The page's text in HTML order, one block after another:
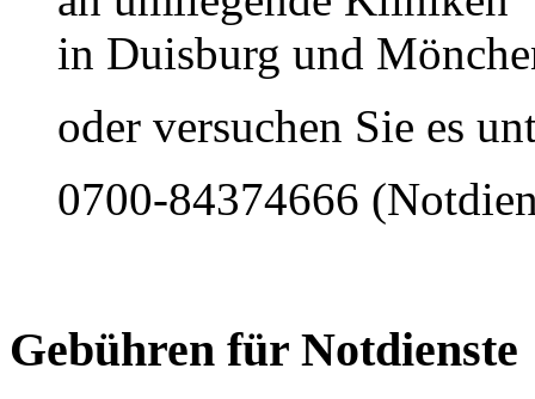
in Duisburg und
oder versuchen Sie es
0700-84374666
Gebühren für Notdienste